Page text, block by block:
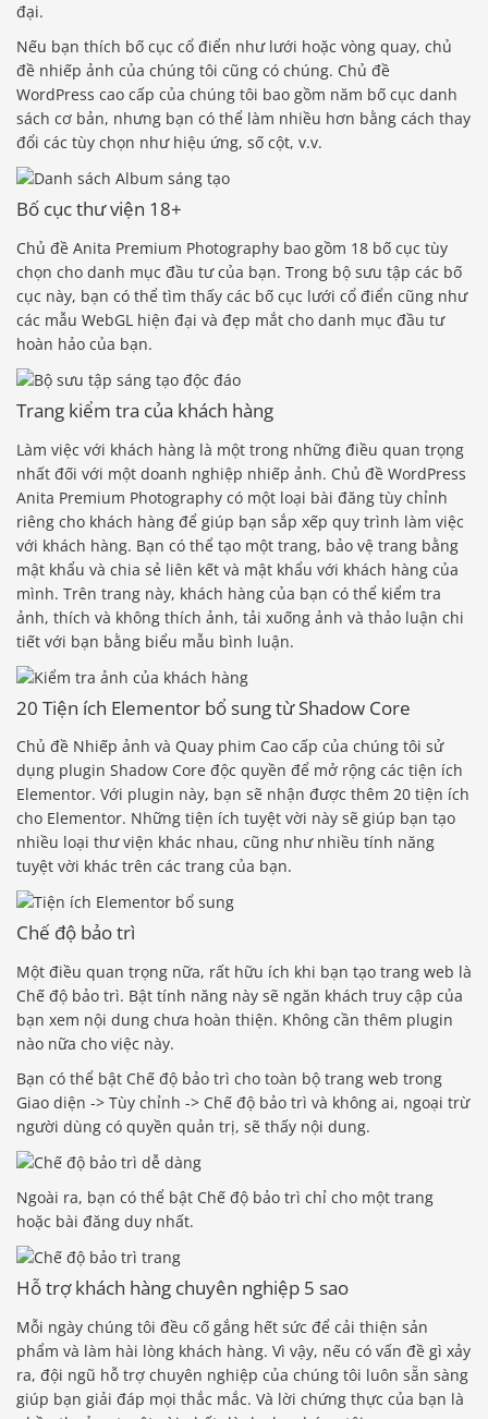
đại.
Nếu bạn thích bố cục cổ điển như lưới hoặc vòng quay, chủ
đề nhiếp ảnh của chúng tôi cũng có chúng. Chủ đề
WordPress cao cấp của chúng tôi bao gồm năm bố cục danh
sách cơ bản, nhưng bạn có thể làm nhiều hơn bằng cách thay
đổi các tùy chọn như hiệu ứng, số cột, v.v.
Bố cục thư viện 18+
Chủ đề Anita Premium Photography bao gồm 18 bố cục tùy
chọn cho danh mục đầu tư của bạn. Trong bộ sưu tập các bố
cục này, bạn có thể tìm thấy các bố cục lưới cổ điển cũng như
các mẫu WebGL hiện đại và đẹp mắt cho danh mục đầu tư
hoàn hảo của bạn.
Trang kiểm tra của khách hàng
Làm việc với khách hàng là một trong những điều quan trọng
nhất đối với một doanh nghiệp nhiếp ảnh. Chủ đề WordPress
Anita Premium Photography có một loại bài đăng tùy chỉnh
riêng cho khách hàng để giúp bạn sắp xếp quy trình làm việc
với khách hàng. Bạn có thể tạo một trang, bảo vệ trang bằng
mật khẩu và chia sẻ liên kết và mật khẩu với khách hàng của
mình. Trên trang này, khách hàng của bạn có thể kiểm tra
ảnh, thích và không thích ảnh, tải xuống ảnh và thảo luận chi
tiết với bạn bằng biểu mẫu bình luận.
20 Tiện ích Elementor bổ sung từ Shadow Core
Chủ đề Nhiếp ảnh và Quay phim Cao cấp của chúng tôi sử
dụng plugin Shadow Core độc ​​quyền để mở rộng các tiện ích
Elementor. Với plugin này, bạn sẽ nhận được thêm 20 tiện ích
cho Elementor. Những tiện ích tuyệt vời này sẽ giúp bạn tạo
nhiều loại thư viện khác nhau, cũng như nhiều tính năng
tuyệt vời khác trên các trang của bạn.
Chế độ bảo trì
Một điều quan trọng nữa, rất hữu ích khi bạn tạo trang web là
Chế độ bảo trì. Bật tính năng này sẽ ngăn khách truy cập của
bạn xem nội dung chưa hoàn thiện. Không cần thêm plugin
nào nữa cho việc này.
Bạn có thể bật Chế độ bảo trì cho toàn bộ trang web trong
Giao diện -> Tùy chỉnh -> Chế độ bảo trì và không ai, ngoại trừ
người dùng có quyền quản trị, sẽ thấy nội dung.
Ngoài ra, bạn có thể bật Chế độ bảo trì chỉ cho một trang
hoặc bài đăng duy nhất.
Hỗ trợ khách hàng chuyên nghiệp 5 sao
Mỗi ngày chúng tôi đều cố gắng hết sức để cải thiện sản
phẩm và làm hài lòng khách hàng. Vì vậy, nếu có vấn đề gì xảy
ra, đội ngũ hỗ trợ chuyên nghiệp của chúng tôi luôn sẵn sàng
giúp bạn giải đáp mọi thắc mắc. Và lời chứng thực của bạn là